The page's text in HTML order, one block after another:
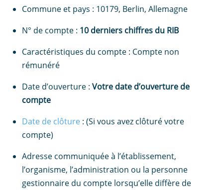
Commune et pays : 10179, Berlin, Allemagne
N° de compte : 10 derniers chiffres du RIB
Caractéristiques du compte : Compte non
rémunéré
Date d’ouverture : Votre date d’ouverture de
compte
Date de clôture : (Si vous avez clôturé votre
compte)
Adresse communiquée à l’établissement,
l’organisme, l’administration ou la personne
gestionnaire du compte lorsqu’elle diffère de